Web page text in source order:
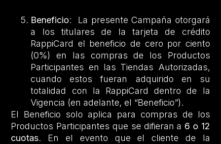
Beneficio: La presente Campaña otorgará
a los titulares de la tarjeta de crédito
RappiCard el beneficio de cero por ciento
(0%) en las compras de los Productos
Participantes en las Tiendas Autorizadas,
cuando estos fueran adquirido en su
totalidad con la RappiCard dentro de la
Vigencia (en adelante, el “Beneficio”).
El Beneficio solo aplica para compras de los
Productos Participantes que se difieran a 6 o 12
cuotas. En el evento que el cliente de la